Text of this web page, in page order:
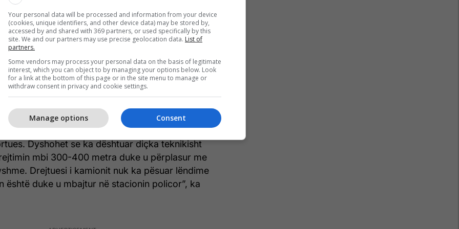
tregoi se shkak i këtij aksidenti supozohet të jetë
kamioni i cili shkaktoi këtë aksident zinxhiror në
E konfirmojmë që ka qenë një aksident me
fat të keq një person ka humbur jetën. Ka me
të lënduar, janë në spital të Gjilanit për momentin.
trajtim dhe spitali është mobilizuar dhe gjendja
Aksidenti ka ndodhur për shkak të një
Dyshohet se ka dështuar diçka teknikisht
mbi 300-400 metra duke u përplasur me
Drejtuesi i kamionit nuk ka pësuar lëndime
është duke u mbajtur në stacionin policor”, ka
Your personal data will be processed and information from your device
(cookies, unique identifiers, and other device data) may be stored by,
accessed by and shared with 369 partners, or used specifically by this
site. We and our partners may use precise geolocation data. List of
partners.
Some vendors may process your personal data on the basis of legitimate
interest, which you can object to by managing your options below. Look
for a link at the bottom of this page or in the site menu to manage or
withdraw consent in privacy and cookie settings.
Consent
Manage options